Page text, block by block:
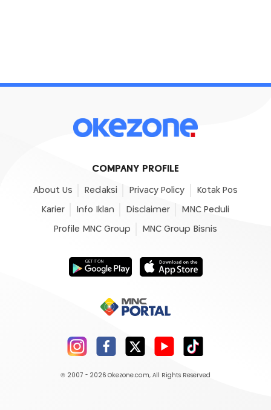
COMPANY PROFILE
About Us Redaksi Privacy Policy Kotak Pos
Karier Info Iklan Disclaimer MNC Peduli
Profile MNC Group MNC Group Bisnis
© 2007 - 2026 Okezone.com, All Rights Reserved